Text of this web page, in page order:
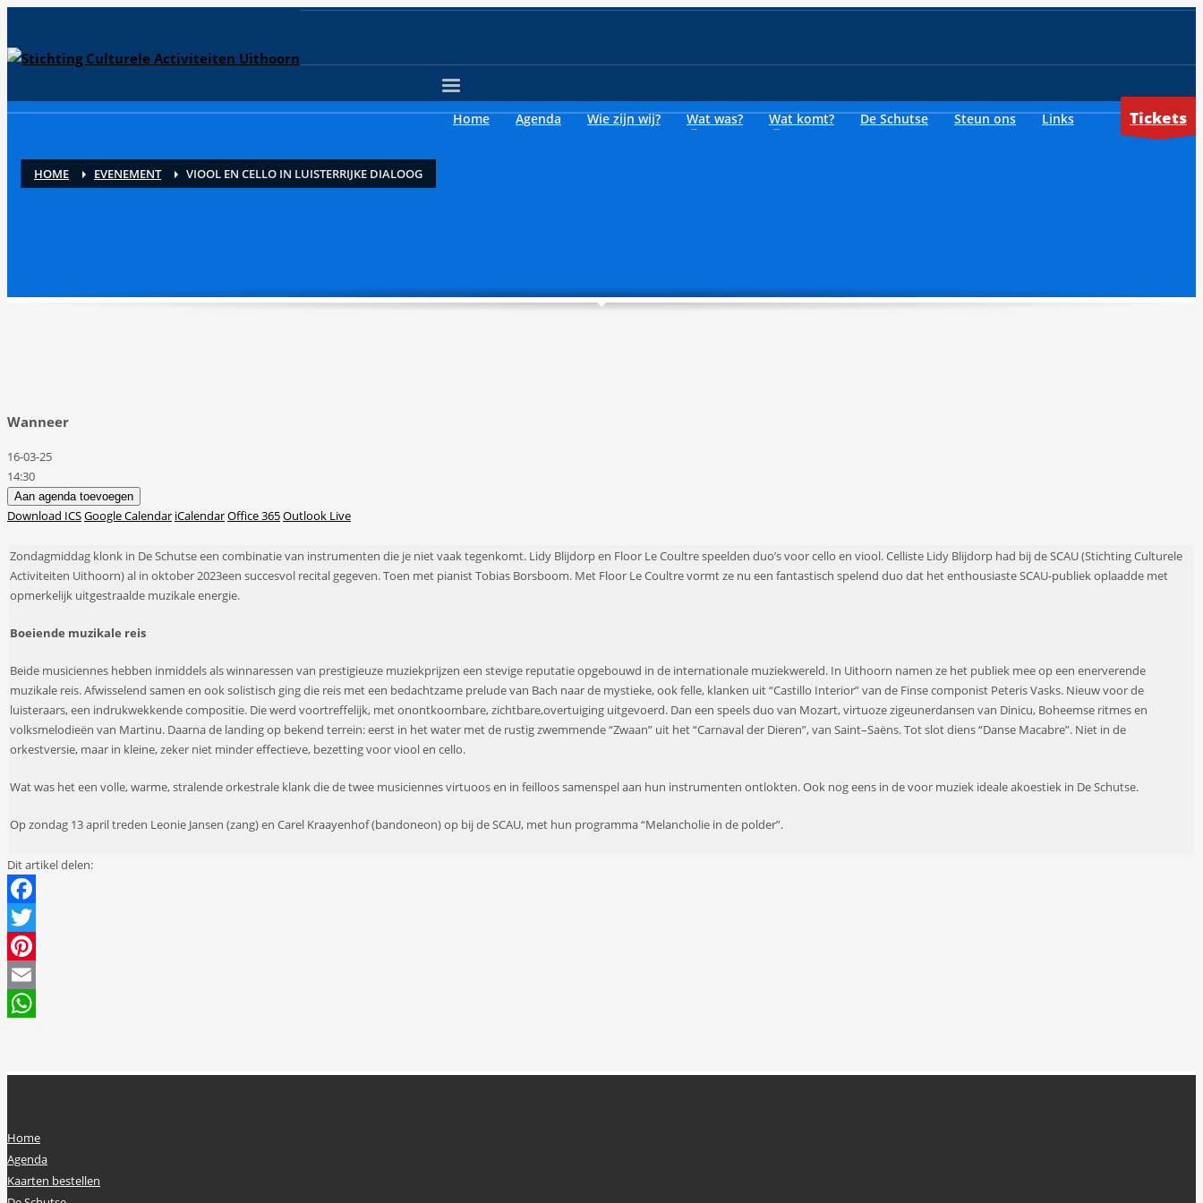
Home Agenda Wie zijn wij? Wat was? Wat komt? De Schutse Steun ons Links Tickets
HOME EVENEMENT VIOOL EN CELLO IN LUISTERRIJKE DIALOOG
Wanneer
16-03-25
14:30
Aan agenda toevoegen
Download ICSGoogle Calendar iCalendarOffice 365Outlook Live
Zondagmiddag klonk in DeSchutseeen combinatie van instrumenten die je niet vaak tegenkomt. Lidy Blijdorp en Floor LeCoultrespeelden duo’s voor cello en viool.Celliste Lidy Blijdorp had bij de SCAU(Stichting Culturele
Activiteiten Uithoorn)al in oktober2023een succesvol recital gegeven. Toen met pianist Tobias Borsboom. Met Floor LeCoultrevormtze nu een fantastisch spelend duo dat hetenthousiasteSCAU-publiekoplaadde met
opmerkelijk uitgestraalde muzikale energie.
Boeiende muzikale reis
Beide musiciennes hebben inmiddelsals winnaressen van prestigieuze muziekprijzen een stevige reputatie opgebouwd in de internationale muziekwereld. In Uithoorn namen ze het publiek mee op een enerverende
muzikale reis.Afwisselend samen en ook solistisch ging die reis met een bedachtzame prelude van Bach naarde mystieke,ook felle, klanken uit“Castillo Interior”van de Finse componist PeterisVasks. Nieuwvoor de
luisteraars,een indrukwekkendecompositie. Die werd voortreffelijk, metonontkoombare,zichtbare,overtuiging uitgevoerd. Dan een speels duo van Mozart,virtuoze zigeunerdansen van Dinicu, Boheemse ritmes en
volksmelodieën van Martinu. Daarnade landing op bekend terrein:eerst in het water met de rustig zwemmende “Zwaan” uit het“Carnaval der Dieren”,van Saint–Saëns. Tot slotdiens“Danse Macabre”. Niet in de
orkestversie, maar in kleine, zeker niet mindereffectieve, bezettingvoorviool en cello.
Wat was het een volle, warme,stralendeorkestrale klankdie de twee musiciennes virtuoos en in feilloos samenspel aan hun instrumenten ontlokten.Ook nog eens in devoor muziek ideale akoestiek in DeSchutse.
Op zondag 13 apriltreden Leonie Jansen (zang) en Carel Kraayenhof(bandoneon)op bij de SCAU, met hun programma “Melancholie in de polder”.
Dit artikel delen:
Facebook
Twitter
Pinterest
Email
Home
Agenda
Kaarten bestellen